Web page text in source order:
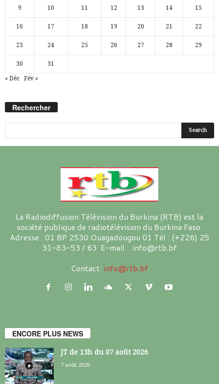
9 10 11 12 13 14 15
16 17 18 19 20 21 22
23 24 25 26 27 28 29
30 31
« Déc Fév »
Rechercher
La Radiodiffusion Télévision du Burkina (RTB) est la
société publique de radiotélévision du Burkina Faso.
Adresse : 01 BP 2530 Ouagadougou 01 Tél : (+226) 25
31-83-53 / 63 E-mail : info@rtb.bf
Contact: info@rtb.bf
ENCORE PLUS NEWS
JT de 13h du 07 août 2026
7 août 2026